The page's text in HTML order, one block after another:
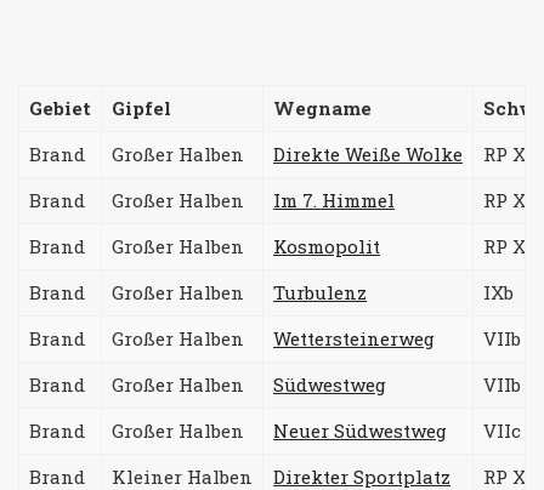
Gebiet Gipfel Wegname
Brand
Großer Halben Direkte Weiße Wolke
RP
Brand
Großer Halben Im 7. Himmel
RP
Brand
Großer Halben Kosmopolit
RP
Brand
Großer Halben Turbulenz
IXb
Brand
Großer Halben Wettersteinerweg
VIIb
Brand
Großer Halben Südwestweg
VIIb
Brand
Großer Halben Neuer Südwestweg
VIIc
Brand
Kleiner Halben Direkter Sportplatz
RP